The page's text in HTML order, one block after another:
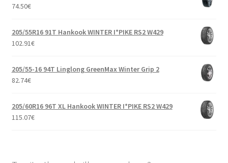
74.50€
205/55R16 91T Hankook WINTER I*PIKE RS2 W429
102.91€
205/55-16 94T Linglong GreenMax Winter Grip 2
82.74€
205/60R16 96T XL Hankook WINTER I*PIKE RS2 W429
115.07€